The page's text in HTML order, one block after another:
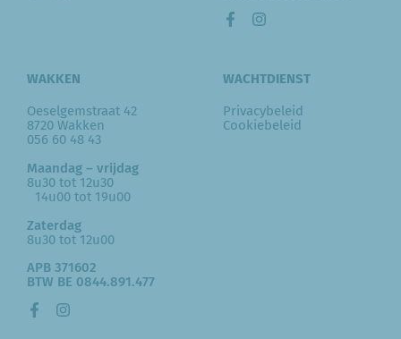
WAKKEN
Oeselgemstraat 42
8720 Wakken
056 60 48 43
Maandag – vrijdag
8u30 tot 12u30
14u00 tot 19u00
Zaterdag
8u30 tot 12u00
APB 371602
BTW BE 0844.891.477
WACHTDIENST
Privacybeleid
Cookiebeleid